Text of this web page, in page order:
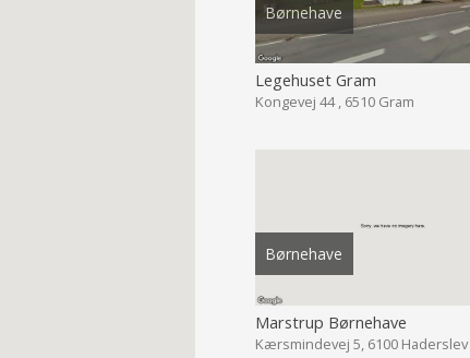
Børnehave
Legehuset Gram
Kongevej 44 , 6510 Gram
Børnehave
Marstrup Børnehave
Kærsmindevej 5, 6100 Haderslev